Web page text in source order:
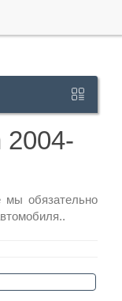
2004-
мы обязательно